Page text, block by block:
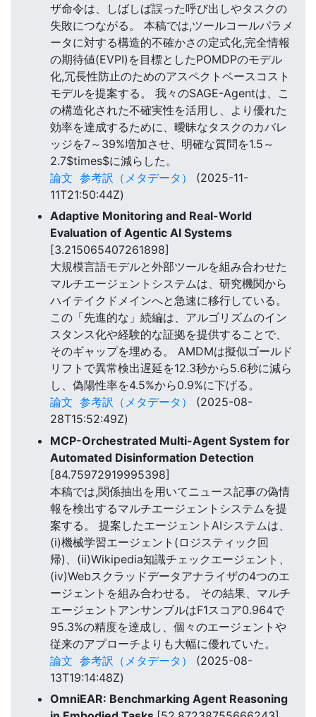
ザ命令は、しばしば誤った呼び出しやタスクの
失敗につながる。 本稿では,ツールコールパラメ
ータに対する構造的不確かさの定式化,完全情報
の期待値(EVPI)を目標としたPOMDPのモデル
化,冗長性防止のためのアスペクトベースコスト
モデルを提案する。 我々のSAGE-Agentは、こ
の構造化された不確実性を活用し、より優れた
効率を達成するために、曖昧なタスクのカバレ
ッジを7～39%増加させ、明確な質問を1.5～
2.7$times$に減らした。
論文 参考訳（メタデータ）
(2025-11-
11T21:50:44Z)
Adaptive Monitoring and Real-World
Evaluation of Agentic AI Systems
[3.215065407261898]
大規模言語モデルと外部ツールを組み合わせた
マルチエージェントシステムは、研究機関から
ハイテイクドメインへと急速に移行している。
この「先進的な」続編は、アルゴリズムのイン
スタンス化や経験的な証拠を提供することで、
そのギャップを埋める。 AMDMは擬似ゴールド
リフトで異常検出遅延を12.3秒から5.6秒に減ら
し、偽陽性率を4.5%から0.9%に下げる。
論文 参考訳（メタデータ）
(2025-08-
28T15:52:49Z)
MCP-Orchestrated Multi-Agent System for
Automated Disinformation Detection
[84.75972919995398]
本稿では,関係抽出を用いてニュース記事の偽情
報を検出するマルチエージェントシステムを提
案する。 提案したエージェントAIシステムは、
(i)機械学習エージェント(ロジスティック回
帰)、(ii)Wikipedia知識チェックエージェント、
(iv)Webスクラッドデータアナライザの4つのエ
ージェントを組み合わせる。 その結果、マルチ
エージェントアンサンブルはF1スコア0.964で
95.3%の精度を達成し、個々のエージェントや
従来のアプローチよりも大幅に優れていた。
論文 参考訳（メタデータ）
(2025-08-
13T19:14:48Z)
OmniEAR: Benchmarking Agent Reasoning